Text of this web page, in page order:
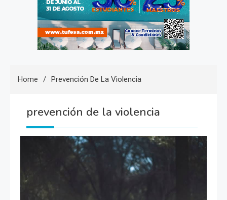
Home Prevención De La Violencia
prevención de la violencia